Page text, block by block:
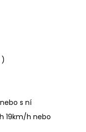
s ní
19km/h nebo